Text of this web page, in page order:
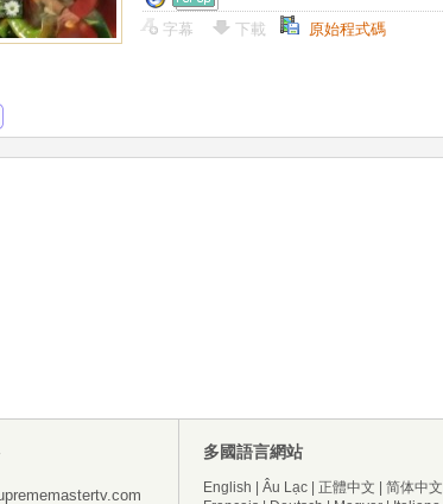
字幕 下載 原始程式碼
多國語言網站
English Âu Lạc 正體中文 简体中文